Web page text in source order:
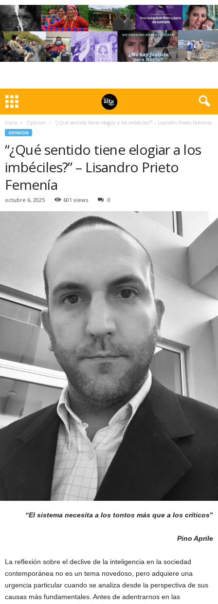
Inicio Opinion “¿Qué sentido tiene elogiar a los imbéciles?” – Lisandro Prieto Femenía
OPINION
“¿Qué sentido tiene elogiar a los
imbéciles?” – Lisandro Prieto
Femenía
octubre 6, 2025 601 views 0
“El sistema necesita a los tontos más que a los críticos”
Pino Aprile
La reflexión sobre el declive de la inteligencia en la sociedad
contemporánea no es un tema novedoso, pero adquiere una
urgencia particular cuando se analiza desde la perspectiva de sus
causas más fundamentales. Antes de adentrarnos en las